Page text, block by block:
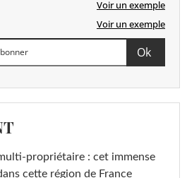
Voir un exemple
Voir un exemple
propriétaire : cet immense
cette région de France